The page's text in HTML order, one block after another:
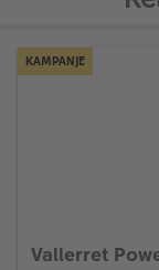
KAMPANJE
Vallerret